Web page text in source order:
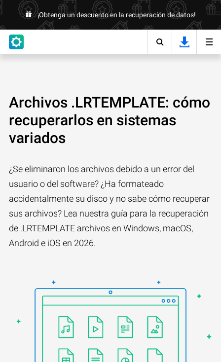
¡Obtenga un descuento en la recuperación de datos!
Archivos .LRTEMPLATE: cómo
recuperarlos en sistemas
variados
¿Se eliminaron los archivos debido a un error del
usuario o del software? ¿Ha formateado
accidentalmente su disco y no sabe cómo recuperar
sus archivos? Lea nuestra guía para la recuperación
de .LRTEMPLATE archivos en Windows, macOS,
Android e iOS en 2026.